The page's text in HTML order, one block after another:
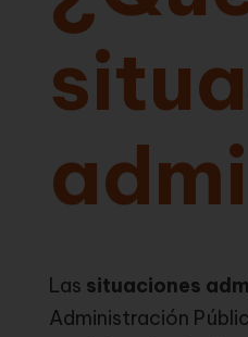
Las situaciones
Administración